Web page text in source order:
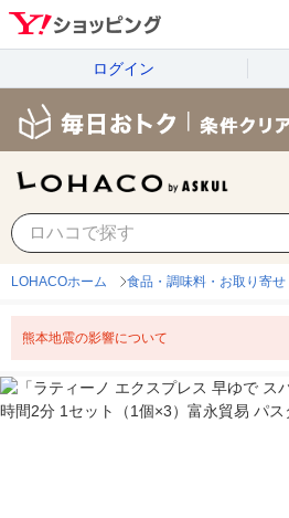
ログイン
LOHACOホーム 食品・調味料・お取り寄せ
熊本地震の影響について